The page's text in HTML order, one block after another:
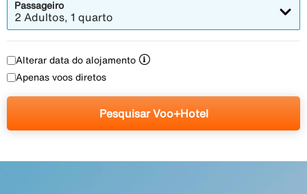
Passageiro
2 Adultos, 1 quarto
Alterar data do alojamento
Apenas voos diretos
Pesquisar Voo+Hotel